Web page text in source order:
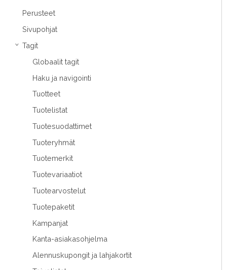
Perusteet
Sivupohjat
› Tagit
Globaalit tagit
Haku ja navigointi
Tuotteet
Tuotelistat
Tuotesuodattimet
Tuoteryhmät
Tuotemerkit
Tuotevariaatiot
Tuotearvostelut
Tuotepaketit
Kampanjat
Kanta-asiakasohjelma
Alennuskupongit ja lahjakortit